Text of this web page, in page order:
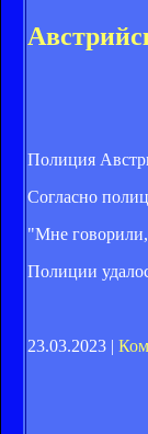
Полиция
Согласно
"Мне говорили,
Полиции
23.03.2023 |